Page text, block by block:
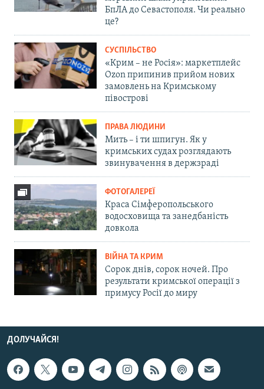
БпЛА до Севастополя. Чи реально
це?
СУСПІЛЬСТВО
«Крим – не Росія»: маркетплейс
Ozon припинив прийом нових
замовлень на Кримському
півострові
ПРАВА ЛЮДИНИ
Мить – і ти шпигун. Як у
кримських судах розглядають
звинувачення в держзраді
ФОТОГАЛЕРЕЇ
Краса Сімферопольського
водосховища та занедбаність
довкола
ВІЙНА ТА КРИМ
Сорок днів, сорок ночей. Про
результати кримської операції з
примусу Росії до миру
ДОЛУЧАЙСЯ!